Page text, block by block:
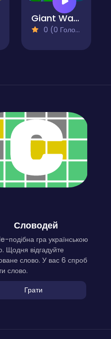
Giant Wanted
0 (0 Голосів)
Словодей
подібна гра українською
Щодня відгадуйте
слово. У вас 6 спроб
слово.
Грати